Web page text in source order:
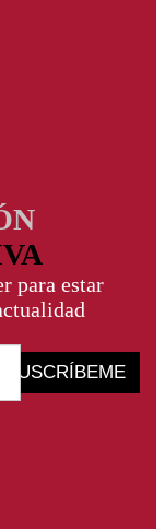
para estar
SUSCRÍBEME